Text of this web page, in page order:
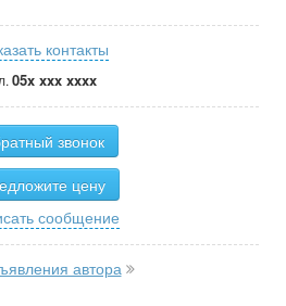
контакты
05x xxx xxxx
звонок
цену
сообщение
автора